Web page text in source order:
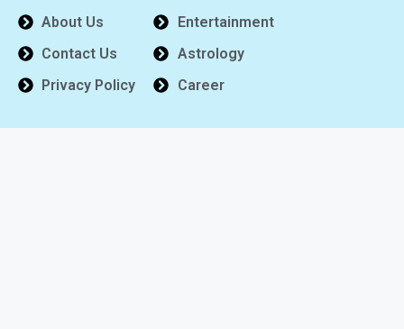
About Us
Contact Us
Privacy Policy
Entertainment
Astrology
Career